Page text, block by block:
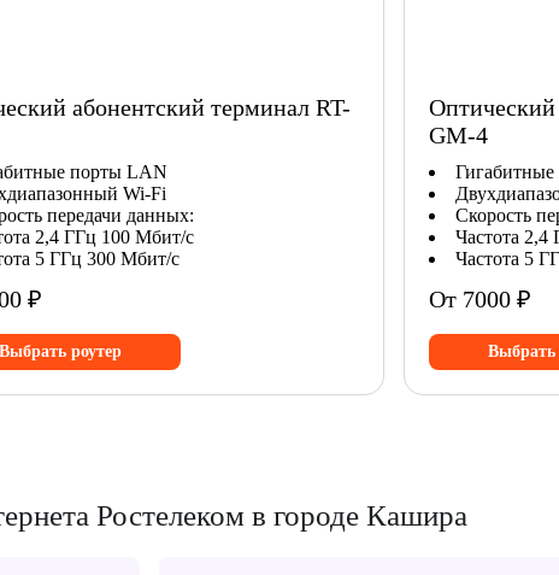
абонентский терминал RT-
порты LAN
Wi-Fi
передачи данных:
2,4 ГГц 100 Мбит/с
5 ГГц 300 Мбит/с
₽
Выбрать роутер
Оптический
GM-4
Скорость
Частота
Частота 5
От 7000 ₽
Выбрать
Ростелеком в городе Кашира